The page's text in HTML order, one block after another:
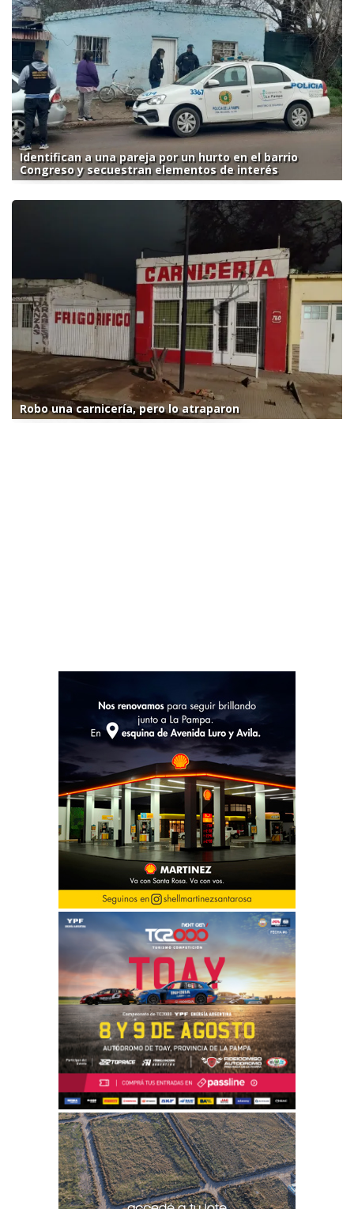
Identifican a una pareja por un hurto en el barrio
Congreso y secuestran elementos de interés
Robo una carnicería, pero lo atraparon